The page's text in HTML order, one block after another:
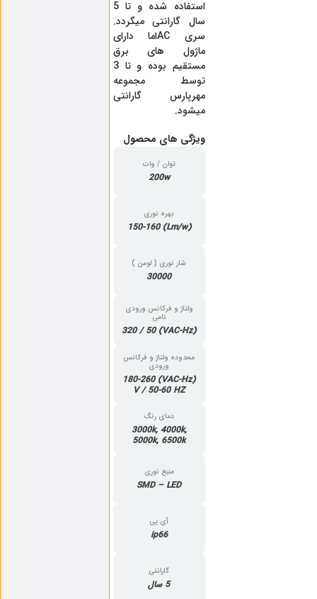
سال گارانتی میگردد.
سری ACاما دارای
ماژول های برق
توسط مجموعه
مهرپارس گارانتی
میشود.
ویژگی‌ های محصول
توان / وات
200w
بهره نوری
شار نوری ( لومن )
30000
ولتاژ و فرکانس ورودی
نامی
محدوده ولتاژ و فرکانس
ورودی
(VAC-Hz) 180-260
V / 50-60 HZ
دمای رنگ
3000k, 4000k,
5000k, 6500k
منبع نوری
SMD – LED
آی پی
ip66
گارانتی